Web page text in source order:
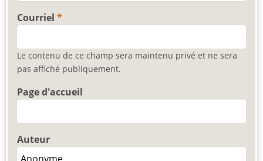
Courriel
Le contenu de ce champ sera maintenu privé et ne sera
pas affiché publiquement.
Page d'accueil
Auteur